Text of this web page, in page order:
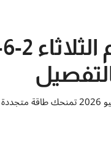
توقعات برج الحمل اليوم